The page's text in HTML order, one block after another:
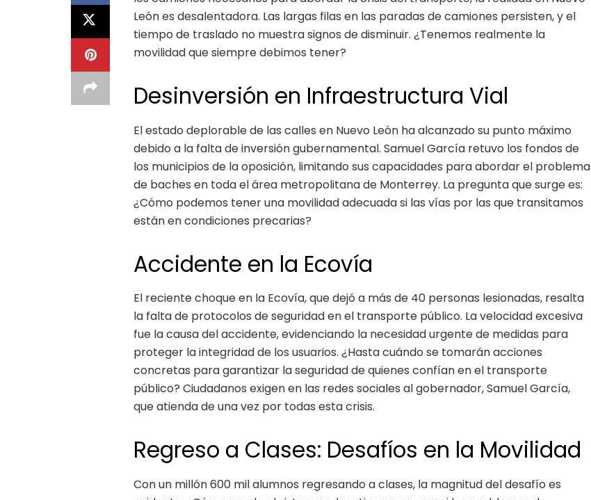
León es desalentadora. Las largas filas en las paradas de camiones persisten, y el
tiempo de traslado no muestra signos de disminuir. ¿Tenemos realmente la
movilidad que siempre debimos tener?
Desinversión en Infraestructura Vial
El estado deplorable de las calles en Nuevo León ha alcanzado su punto máximo
debido a la falta de inversión gubernamental. Samuel García retuvo los fondos de
los municipios de la oposición, limitando sus capacidades para abordar el problema
de baches en toda el área metropolitana de Monterrey. La pregunta que surge es:
¿Cómo podemos tener una movilidad adecuada si las vías por las que transitamos
están en condiciones precarias?
Accidente en la Ecovía
El reciente choque en la Ecovía, que dejó a más de 40 personas lesionadas, resalta
la falta de protocolos de seguridad en el transporte público. La velocidad excesiva
fue la causa del accidente, evidenciando la necesidad urgente de medidas para
proteger la integridad de los usuarios. ¿Hasta cuándo se tomarán acciones
concretas para garantizar la seguridad de quienes confían en el transporte
público? Ciudadanos exigen en las redes sociales al gobernador, Samuel García,
que atienda de una vez por todas esta crisis.
Regreso a Clases: Desafíos en la Movilidad
Con un millón 600 mil alumnos regresando a clases, la magnitud del desafío es